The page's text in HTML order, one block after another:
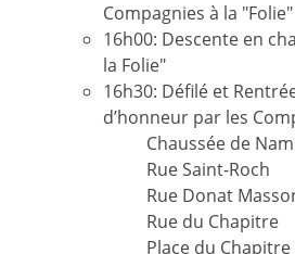
Compagnies à la "Folie"
16h00: Descente en
la Folie"
16h30: Défilé et
d’honneur par les
Chaussée de
Rue Saint-Roch
Rue Donat
Rue du Chapitre
Place du Chapitre